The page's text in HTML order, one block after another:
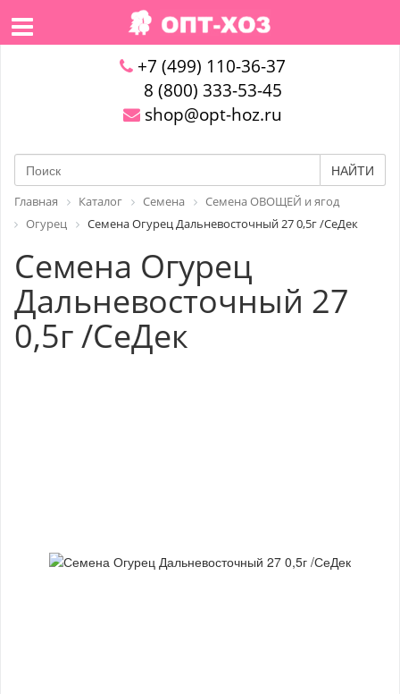
+7 (499) 110-36-37
8 (800) 333-53-45
shop@opt-hoz.ru
НАЙТИ
Главная Каталог Семена
Семена ОВОЩЕЙ и ягод
Огурец
Семена Огурец Дальневосточный 27 0,5г /СеДек
Семена Огурец
Дальневосточный 27
0,5г /СеДек